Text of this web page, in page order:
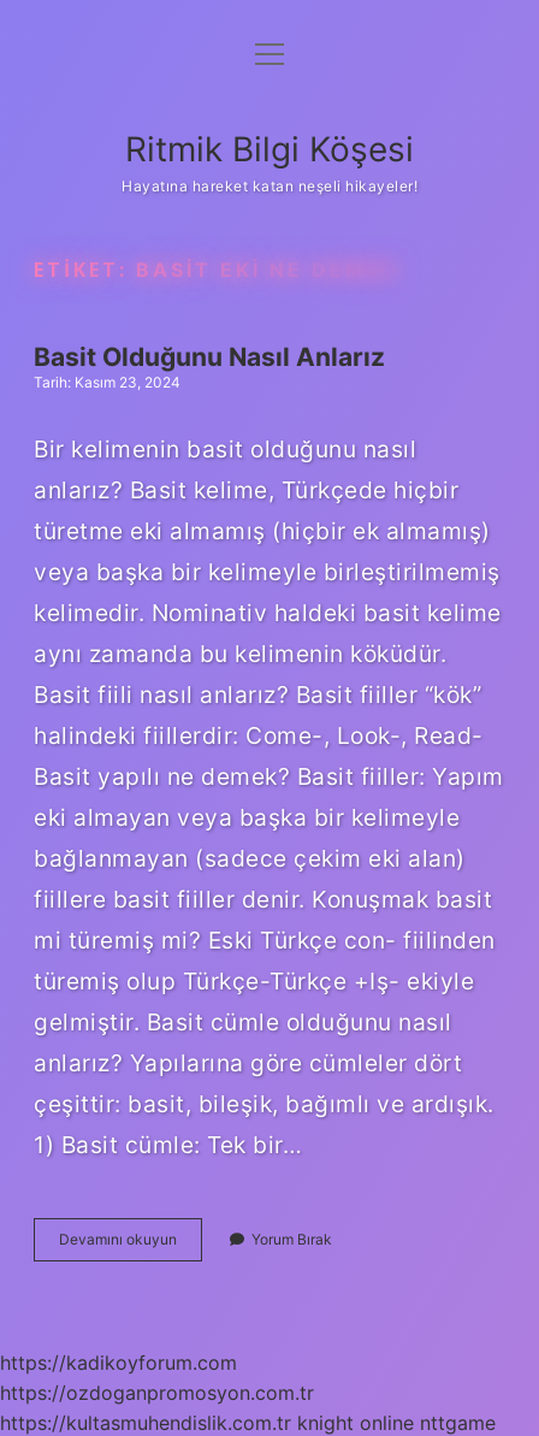
Anasayfa
Yasal Uyarı
menüyü
Ritmik Bilgi Köşesi
Hayatına hareket katan neşeli hikayeler!
ETIKET: BASIT EKI NE DEMEK
Basit Olduğunu Nasıl Anlarız
Tarih: Kasım 23, 2024
Bir kelimenin basit olduğunu nasıl
anlarız? Basit kelime, Türkçede hiçbir
türetme eki almamış (hiçbir ek almamış)
veya başka bir kelimeyle birleştirilmemiş
kelimedir. Nominativ haldeki basit kelime
aynı zamanda bu kelimenin köküdür.
Basit fiili nasıl anlarız? Basit fiiller “kök”
halindeki fiillerdir: Come-, Look-, Read-
Basit yapılı ne demek? Basit fiiller: Yapım
eki almayan veya başka bir kelimeyle
bağlanmayan (sadece çekim eki alan)
fiillere basit fiiller denir. Konuşmak basit
mi türemiş mi? Eski Türkçe con- fiilinden
türemiş olup Türkçe-Türkçe +Iş- ekiyle
gelmiştir. Basit cümle olduğunu nasıl
anlarız? Yapılarına göre cümleler dört
çeşittir: basit, bileşik, bağımlı ve ardışık.
1) Basit cümle: Tek bir…
Devamını okuyun
Olduğunu
Yorum Bırak
https://kadikoyforum.com
https://ozdoganpromosyon.com.tr
https://kultasmuhendislik.com.tr knight online nttgame